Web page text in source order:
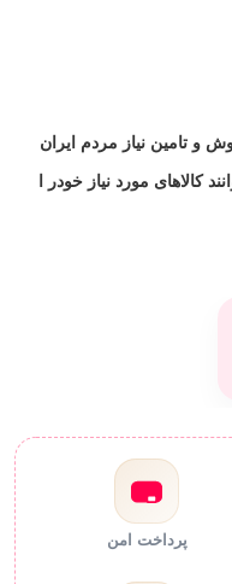
و تامین نیاز مردم ایران
کالاهای مورد نیاز خودر ا
پرداخت امن